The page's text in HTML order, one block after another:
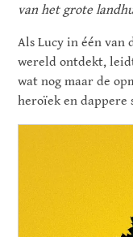
van het grote
Als Lucy in één van
wereld ontdekt,
wat nog maar de
heroïek en